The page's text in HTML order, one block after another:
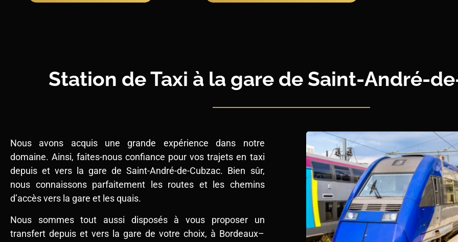
Station de Taxi à la gare de Saint-André-
Nous avons acquis une grande expérience dans notre
domaine. Ainsi, faites-nous confiance pour vos trajets en taxi
depuis et vers la gare de Saint-André-de-Cubzac. Bien sûr,
nous connaissons parfaitement les routes et les chemins
d’accès vers la gare et les quais.
Nous sommes tout aussi disposés à vous proposer un
transfert depuis et vers la gare de votre choix, à Bordeaux–